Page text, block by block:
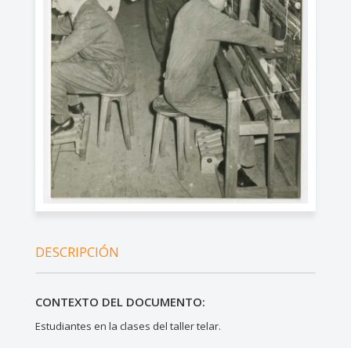
DESCRIPCIÓN
CONTEXTO DEL DOCUMENTO:
Estudiantes en la clases del taller telar.